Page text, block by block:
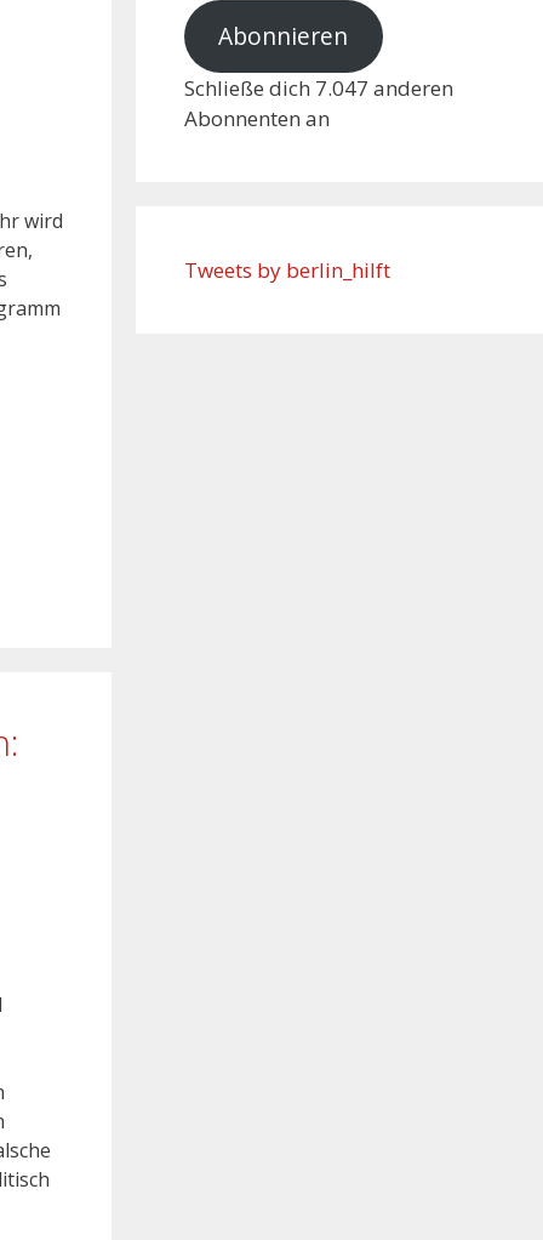
wird
Abonnieren
Schließe dich 7.047 anderen
Abonnenten an
Tweets by berlin_hilft